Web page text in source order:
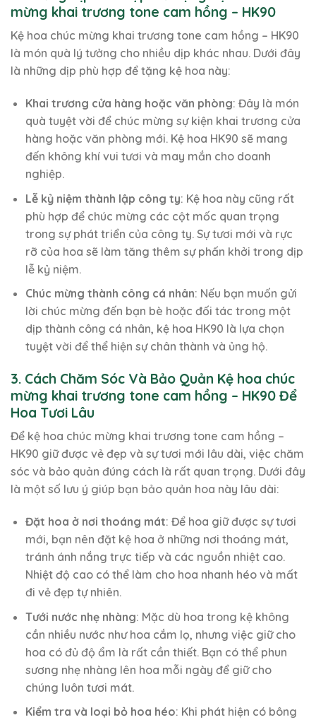
mừng khai trương tone cam hồng – HK90
Kệ hoa chúc mừng khai trương tone cam hồng – HK90
là món quà lý tưởng cho nhiều dịp khác nhau. Dưới đây
là những dịp phù hợp để tặng kệ hoa này:
Khai trương cửa hàng hoặc văn phòng: Đây là món
quà tuyệt vời để chúc mừng sự kiện khai trương cửa
hàng hoặc văn phòng mới. Kệ hoa HK90 sẽ mang
đến không khí vui tươi và may mắn cho doanh
nghiệp.
Lễ kỷ niệm thành lập công ty: Kệ hoa này cũng rất
phù hợp để chúc mừng các cột mốc quan trọng
trong sự phát triển của công ty. Sự tươi mới và rực
rỡ của hoa sẽ làm tăng thêm sự phấn khởi trong dịp
lễ kỷ niệm.
Chúc mừng thành công cá nhân: Nếu bạn muốn gửi
lời chúc mừng đến bạn bè hoặc đối tác trong một
dịp thành công cá nhân, kệ hoa HK90 là lựa chọn
tuyệt vời để thể hiện sự chân thành và ủng hộ.
3. Cách Chăm Sóc Và Bảo Quản Kệ hoa chúc
mừng khai trương tone cam hồng – HK90 Để
Hoa Tươi Lâu
Để kệ hoa chúc mừng khai trương tone cam hồng –
HK90 giữ được vẻ đẹp và sự tươi mới lâu dài, việc chăm
sóc và bảo quản đúng cách là rất quan trọng. Dưới đây
là một số lưu ý giúp bạn bảo quản hoa này lâu dài:
Đặt hoa ở nơi thoáng mát: Để hoa giữ được sự tươi
mới, bạn nên đặt kệ hoa ở những nơi thoáng mát,
tránh ánh nắng trực tiếp và các nguồn nhiệt cao.
Nhiệt độ cao có thể làm cho hoa nhanh héo và mất
đi vẻ đẹp tự nhiên.
Tưới nước nhẹ nhàng: Mặc dù hoa trong kệ không
cần nhiều nước như hoa cắm lọ, nhưng việc giữ cho
hoa có đủ độ ẩm là rất cần thiết. Bạn có thể phun
sương nhẹ nhàng lên hoa mỗi ngày để giữ cho
chúng luôn tươi mát.
Kiểm tra và loại bỏ hoa héo: Khi phát hiện có bông